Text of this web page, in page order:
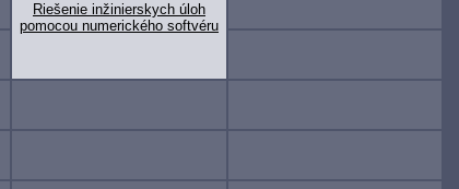
Riešenie inžinierskych úloh
pomocou numerického softvéru